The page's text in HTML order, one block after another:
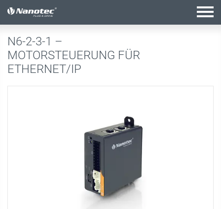
Aktive Kombination
N6-2-3-1 –
MOTORSTEUERUNG FÜR
ETHERNET/IP